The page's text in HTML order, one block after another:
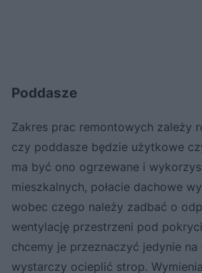
Poddasze
Zakres prac remontowych zależy
czy poddasze będzie użytkowe
ma być ono ogrzewane i
mieszkalnych, połacie dachowe
wobec czego należy zadbać o
wentylację przestrzeni pod
chcemy je przeznaczyć jedynie
wystarczy ocieplić strop.